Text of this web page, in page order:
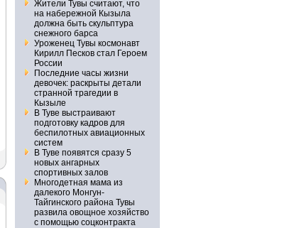
Жители Тувы считают, что
на набережной Кызыла
должна быть скульптура
снежного барса
Уроженец Тувы космонавт
Кирилл Песков стал Героем
России
Последние часы жизни
девочек: раскрыты детали
странной трагедии в
Кызыле
В Туве выстраивают
подготовку кадров для
беспилотных авиационных
систем
В Туве появятся сразу 5
новых ангарных
спортивных залов
Многодетная мама из
далекого Монгун-
Тайгинского района Тувы
развила овощное хозяйство
с помощью соцконтракта